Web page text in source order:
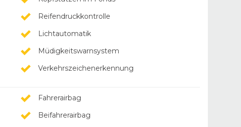
Reifendruckkontrolle
Lichtautomatik
Müdigkeitswarnsystem
Verkehrszeichenerkennung
Fahrerairbag
Beifahrerairbag